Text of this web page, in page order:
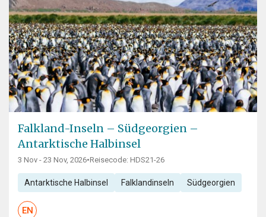
Falkland-Inseln – Südgeorgien –
Antarktische Halbinsel
3 Nov - 23 Nov, 2026•Reisecode: HDS21-26
Antarktische Halbinsel Falklandinseln Südgeorgien
EN